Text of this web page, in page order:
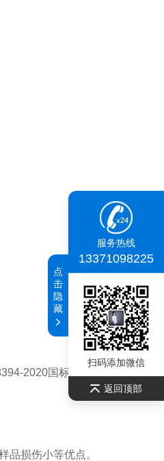
2020国标文件中的5.2节
损伤小等优点。
服务热线
13371098225
扫码添加微信
返回顶部
点
击
隐
藏